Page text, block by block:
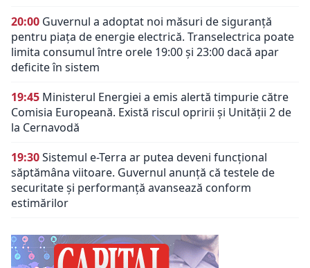
20:00 Guvernul a adoptat noi măsuri de siguranță
pentru piața de energie electrică. Transelectrica poate
limita consumul între orele 19:00 și 23:00 dacă apar
deficite în sistem
19:45 Ministerul Energiei a emis alertă timpurie către
Comisia Europeană. Există riscul opririi și Unității 2 de
la Cernavodă
19:30Sistemul e-Terra ar putea deveni funcțional
săptămâna viitoare. Guvernul anunță că testele de
securitate și performanță avansează conform
estimărilor